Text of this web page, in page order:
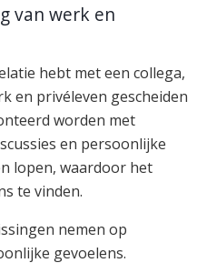
van werk en
hebt met een collega,
en privéleven gescheiden
worden met
en persoonlijke
lopen, waardoor het
te vinden.
nemen op
gevoelens.